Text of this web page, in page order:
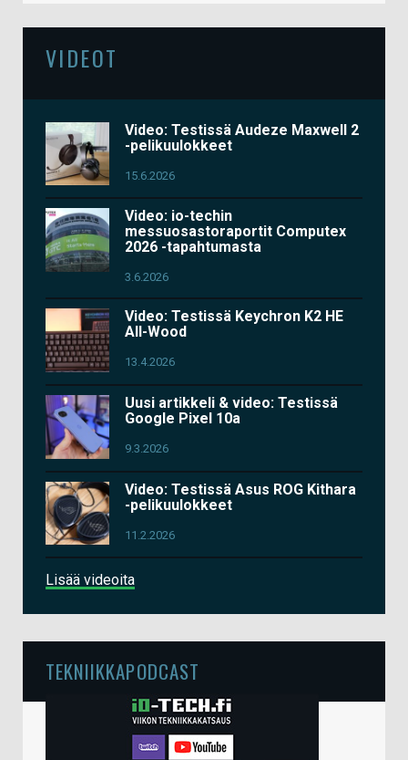
VIDEOT
Video: Testissä Audeze Maxwell 2
-pelikuulokkeet
15.6.2026
Video: io-techin
messuosastoraportit Computex
2026 -tapahtumasta
3.6.2026
Video: Testissä Keychron K2 HE
All-Wood
13.4.2026
Uusi artikkeli & video: Testissä
Google Pixel 10a
9.3.2026
Video: Testissä Asus ROG Kithara
-pelikuulokkeet
11.2.2026
Lisää videoita
TEKNIIKKAPODCAST